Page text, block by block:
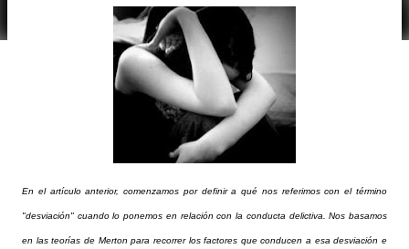
En el artículo anterior, comenzamos por definir a qué nos referimos con el término
"desviación" cuando lo ponemos en relación con la conducta delictiva. Nos basamos
en las teorías de Merton para recorrer los factores que conducen a esa desviación e